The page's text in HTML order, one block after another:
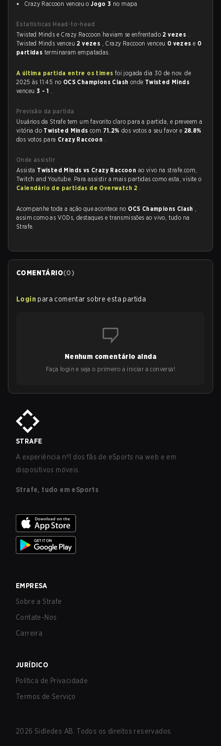
Crazy Raccoon venceu oJogo 3 no mapa
Estatísticas Head-to-head
Twisted Minds e Crazy Raccoon haviam se enfrentado 2 vezes .
Twisted Minds venceu 2 vezes , Crazy Raccoon venceu 0 vezese 0
partidas terminaram empatadas.
A última partida entre os times foi jogada dia 30 de nov. de
2025 às 11:45 no OCS Champions Clash onde Twisted Minds
venceu 3 - 1 .
Previsão da partida
Usuários da Strafe tem um favorito claro para a partida, e preveem a
vitória do Twisted Mindscom 71.2%dos votos a seu favor e 28.8%
dos votos para Crazy Raccoon .
Onde assistir
Assista Twisted Minds vs Crazy Raccoon ao vivo na strafe.com,
Twitch and Youtube. Para assistir a mais partidas como esta, visite o
Calendário de partidas de Overwatch 2 .
Acompanhe toda a ação que acontece no OCS Champions Clash ,
assim como as VODs, destaques e transmissões ao vivo, tudo na
Strafe.
COMENTÁRIO(0)
Login para comentar sobre esta partida
Nenhum comentário ainda
Faça login e seja o primeiro a iniciar a conversa!
STRAFE
A experiência nº1 dos fãs de eSports na web e em
dispositivos móveis.
Strafe, tudo em eSports
EMPRESA
Sobre a Strafe
Contate-Nos
Carreira
JURÍDICO
Política de Privacidade
Termos de Serviço
2026 Sidledes AB. Todos os direitos reservados.